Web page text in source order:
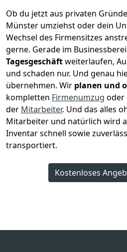
Ob du jetzt aus privaten
Münster umziehst oder dein
Wechsel des Firmensitzes
gerne. Gerade im
Tagesgeschäftweiterlaufen,
und schaden nur. Und genau
übernehmen. Wir planen und
kompletten Firmenumzug oder
der Mitarbeiter. Und das alles
Mitarbeiter und natürlich wird
Inventar schnell sowie
transportiert.
Kostenloses